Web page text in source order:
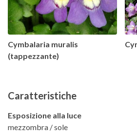
Cymbalaria muralis
(tappezzante)
Caratteristiche
Esposizione alla luce
mezzombra / sole